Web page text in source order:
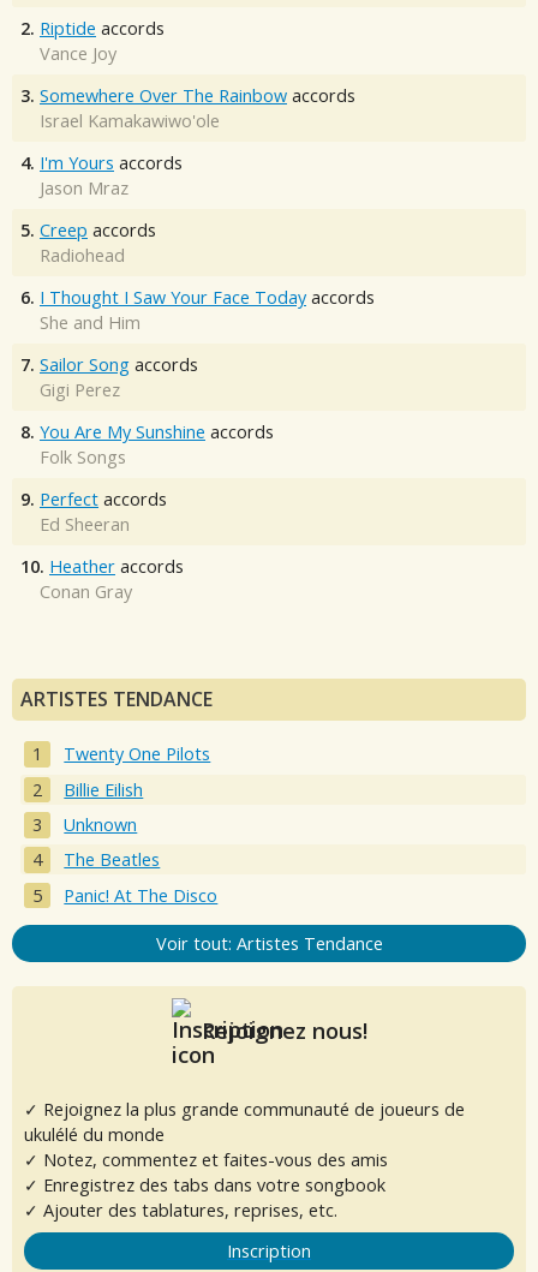
2. Riptide accords
Vance Joy
3. Somewhere Over The Rainbow accords
Israel Kamakawiwo'ole
4. I'm Yours accords
Jason Mraz
5. Creep accords
Radiohead
6. I Thought I Saw Your Face Today accords
She and Him
7. Sailor Song accords
Gigi Perez
8. You Are My Sunshine accords
Folk Songs
9. Perfect accords
Ed Sheeran
10. Heather accords
Conan Gray
ARTISTES TENDANCE
Twenty One Pilots
Billie Eilish
Unknown
The Beatles
Panic! At The Disco
Voir tout: Artistes Tendance
Rejoignez nous!
✓ Rejoignez la plus grande communauté de joueurs de
ukulélé du monde
✓ Notez, commentez et faites-vous des amis
✓ Enregistrez des tabs dans votre songbook
✓ Ajouter des tablatures, reprises, etc.
Inscription